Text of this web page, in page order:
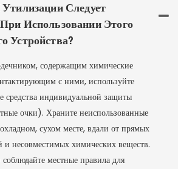
Следует
Использовании Этого
Устройства?
содержащим химические
с ними, используйте
средства индивидуальной защиты
очки). Храните неиспользованные
сухом месте, вдали от прямых
и несовместимых химических веществ.
местные правила для